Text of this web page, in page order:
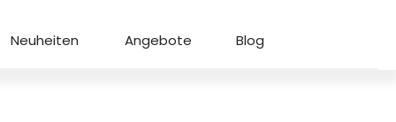
Neuheiten Angebote Blog